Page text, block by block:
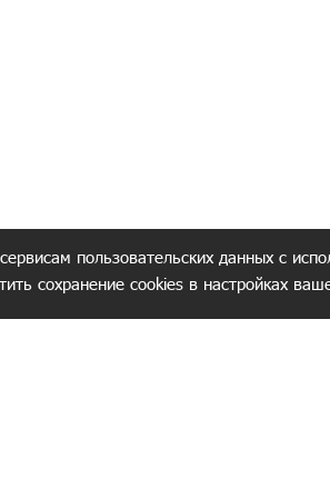
пользовательских данных с
сохранение cookies в настройках